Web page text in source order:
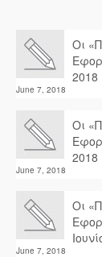
Οι
2018
June 7, 2018
Οι
2018
June 7, 2018
Οι
June 7, 2018